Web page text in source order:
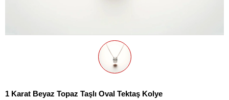
1 Karat Beyaz Topaz Taşlı Oval Tektaş Kolye